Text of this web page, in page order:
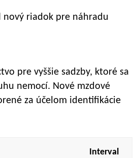
nový riadok pre náhradu
pre vyššie sadzby, ktoré sa
nemocí. Nové mzdové
za účelom identifikácie
Interval